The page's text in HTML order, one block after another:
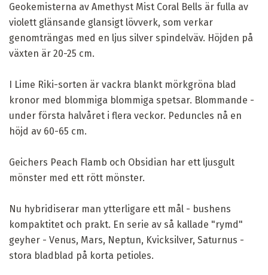
Geokemisterna av Amethyst Mist Coral Bells är fulla av
violett glänsande glansigt lövverk, som verkar
genomträngas med en ljus silver spindelväv. Höjden på
växten är 20-25 cm.
I Lime Riki-sorten är vackra blankt mörkgröna blad
kronor med blommiga blommiga spetsar. Blommande -
under första halvåret i flera veckor. Peduncles nå en
höjd av 60-65 cm.
Geichers Peach Flamb och Obsidian har ett ljusgult
mönster med ett rött mönster.
Nu hybridiserar man ytterligare ett mål - bushens
kompaktitet och prakt. En serie av så kallade "rymd"
geyher - Venus, Mars, Neptun, Kvicksilver, Saturnus -
stora bladblad på korta petioles.